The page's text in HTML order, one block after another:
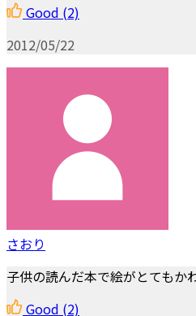
Good (2)
2012/05/22
さおり
子供の読んだ本で絵がとてもか
Good (2)